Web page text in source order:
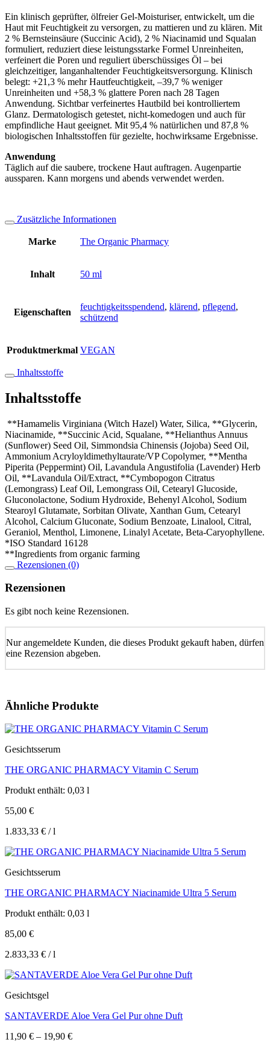
Ein klinisch geprüfter, ölfreier Gel-Moisturiser, entwickelt, um die
Haut mit Feuchtigkeit zu versorgen, zu mattieren und zu klären. Mit
2 % Bernsteinsäure (Succinic Acid), 2 % Niacinamid und Squalan
formuliert, reduziert diese leistungsstarke Formel Unreinheiten,
verfeinert die Poren und reguliert überschüssiges Öl – bei
gleichzeitiger, langanhaltender Feuchtigkeitsversorgung. Klinisch
belegt: +21,3 % mehr Hautfeuchtigkeit, –39,7 % weniger
Unreinheiten und +58,3 % glattere Poren nach 28 Tagen
Anwendung. Sichtbar verfeinertes Hautbild bei kontrolliertem
Glanz. Dermatologisch getestet, nicht-komedogen und auch für
empfindliche Haut geeignet. Mit 95,4 % natürlichen und 87,8 %
biologischen Inhaltsstoffen für gezielte, hochwirksame Ergebnisse.
Anwendung
Täglich auf die saubere, trockene Haut auftragen. Augenpartie
aussparen. Kann morgens und abends verwendet werden.
Zusätzliche Informationen
Marke The Organic Pharmacy
Inhalt 50 ml
Eigenschaften
feuchtigkeitsspendend, klärend, pflegend,
schützend
Produktmerkmal VEGAN
Inhaltsstoffe
Inhaltsstoffe
**Hamamelis Virginiana (Witch Hazel) Water, Silica, **Glycerin,
Niacinamide, **Succinic Acid, Squalane, **Helianthus Annuus
(Sunflower) Seed Oil, Simmondsia Chinensis (Jojoba) Seed Oil,
Ammonium Acryloyldimethyltaurate/VP Copolymer, **Mentha
Piperita (Peppermint) Oil, Lavandula Angustifolia (Lavender) Herb
Oil, **Lavandula Oil/Extract, **Cymbopogon Citratus
(Lemongrass) Leaf Oil, Lemongrass Oil, Cetearyl Glucoside,
Gluconolactone, Sodium Hydroxide, Behenyl Alcohol, Sodium
Stearoyl Glutamate, Sorbitan Olivate, Xanthan Gum, Cetearyl
Alcohol, Calcium Gluconate, Sodium Benzoate, Linalool, Citral,
Geraniol, Menthol, Limonene, Linalyl Acetate, Beta-Caryophyllene.
*ISO Standard 16128
**Ingredients from organic farming
Rezensionen (0)
Rezensionen
Es gibt noch keine Rezensionen.
Nur angemeldete Kunden, die dieses Produkt gekauft haben, dürfen
eine Rezension abgeben.
Ähnliche Produkte
Gesichtsserum
THE ORGANIC PHARMACY Vitamin C Serum
Produkt enthält: 0,03 l
55,00 €
1.833,33 € /l
Gesichtsserum
THE ORGANIC PHARMACY Niacinamide Ultra 5 Serum
Produkt enthält: 0,03 l
85,00 €
2.833,33 € /l
Gesichtsgel
SANTAVERDE Aloe Vera Gel Pur ohne Duft
11,90 € – 19,90 €